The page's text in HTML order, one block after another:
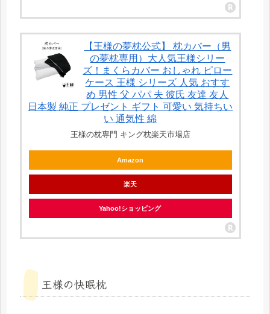
【王様の夢枕公式】 枕カバー（男
の夢枕専用）大人気王様シリー
ズ！まくらカバー おしゃれ ピロー
ケース 王様 シリーズ 人気 おすす
め 男性 父 パパ 夫 彼氏 友達 友人
日本製 純正 プレゼント ギフト 可愛い 気持ちい
い 通気性 綿
王様の枕専門 キング枕楽天市場店
Amazon
楽天
Yahoo!ショッピング
王様の快眠枕